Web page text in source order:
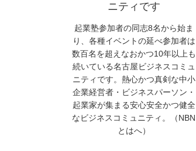
ニティです
起業塾参加者の同志8名から始ま
り、各種イベントの延べ参加者は
数百名を超えなおかつ10年以上も
続いている名古屋ビジネスコミュ
ニティです。熱心かつ真剣な中小
企業経営者・ビジネスパーソン・
起業家が集まる安心安全かつ健全
なビジネスコミュニティ。（NBN
とはへ）